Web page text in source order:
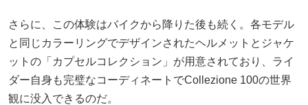
さらに、この体験はバイクから降りた後も続く。各モデル
と同じカラーリングでデザインされたヘルメットとジャケ
ットの「カプセルコレクション」が用意されており、ライ
ダー自身も完璧なコーディネートでCollezione 100の世界
観に没入できるのだ。